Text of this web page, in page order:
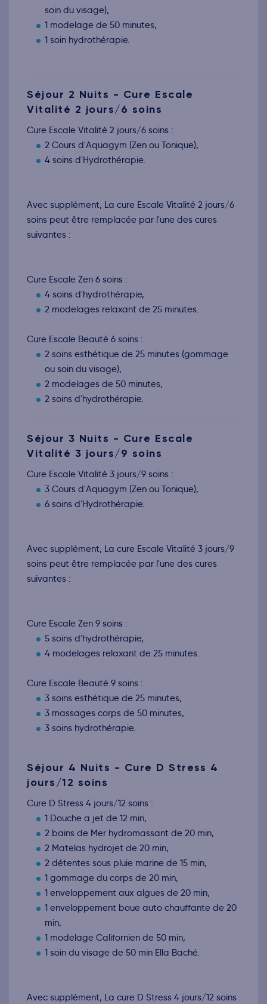
soin du visage),
1 modelage de 50 minutes,
1 soin hydrothérapie.
Séjour 2 Nuits - Cure Escale
Vitalité 2 jours/6 soins
Cure Escale Vitalité 2 jours/6 soins :
2 Cours d'Aquagym (Zen ou Tonique),
4 soins d'Hydrothérapie.
Avec supplément, La cure Escale Vitalité 2 jours/6
soins peut être remplacée par l'une des cures
suivantes :
Cure Escale Zen 6 soins :
4 soins d'hydrothérapie,
2 modelages relaxant de 25 minutes.
Cure Escale Beauté 6 soins :
2 soins esthétique de 25 minutes (gommage
ou soin du visage),
2 modelages de 50 minutes,
2 soins d'hydrothérapie.
Séjour 3 Nuits - Cure Escale
Vitalité 3 jours/9 soins
Cure Escale Vitalité 3 jours/9 soins :
3 Cours d'Aquagym (Zen ou Tonique),
6 soins d'Hydrothérapie.
Avec supplément, La cure Escale Vitalité 3 jours/9
soins peut être remplacée par l'une des cures
suivantes :
Cure Escale Zen 9 soins :
5 soins d'hydrothérapie,
4 modelages relaxant de 25 minutes.
Cure Escale Beauté 9 soins :
3 soins esthétique de 25 minutes,
3 massages corps de 50 minutes,
3 soins hydrothérapie.
Séjour 4 Nuits - Cure D Stress 4
jours/12 soins
Cure D Stress 4 jours/12 soins :
1 Douche a jet de 12 min,
2 bains de Mer hydromassant de 20 min,
2 Matelas hydrojet de 20 min,
2 détentes sous pluie marine de 15 min,
1 gommage du corps de 20 min,
1 enveloppement aux algues de 20 min,
1 enveloppement boue auto chauffante de 20
min,
1 modelage Californien de 50 min,
1 soin du visage de 50 min Ella Baché.
Avec supplément, La cure D Stress 4 jours/12 soins